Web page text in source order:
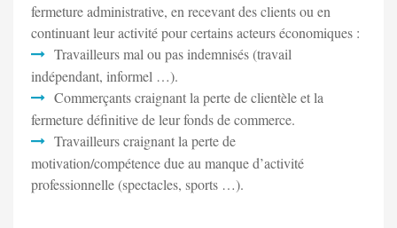
fermeture administrative, en recevant des clients ou en
continuant leur activité pour certains acteurs économiques :
Travailleurs mal ou pas indemnisés (travail
indépendant, informel …).
Commerçants craignant la perte de clientèle et la
fermeture définitive de leur fonds de commerce.
Travailleurs craignant la perte de
motivation/compétence due au manque d’activité
professionnelle (spectacles, sports …).